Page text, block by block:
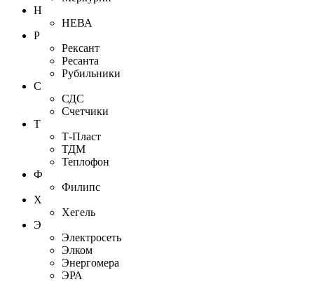
Н
НЕВА
Р
Рексант
Ресанта
Рубильники
С
СДС
Счетчики
Т
Т-Пласт
ТДМ
Теплофон
Ф
Филипс
Х
Хегель
Э
Электросеть
Элком
Энергомера
ЭРА